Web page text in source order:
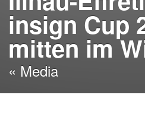
insign Cup
mitten im
« Media